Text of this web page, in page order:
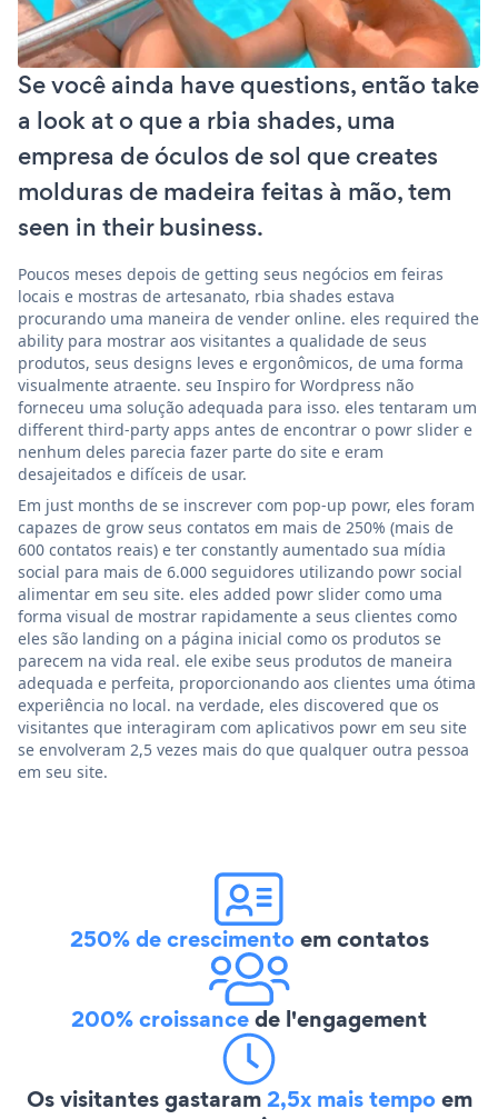
Se você ainda have questions, então take
a look at o que a rbia shades, uma
empresa de óculos de sol que creates
molduras de madeira feitas à mão, tem
seen in their business.
Poucos meses depois de getting seus negócios em feiras
locais e mostras de artesanato, rbia shades estava
procurando uma maneira de vender online. eles required the
ability para mostrar aos visitantes a qualidade de seus
produtos, seus designs leves e ergonômicos, de uma forma
visualmente atraente. seu Inspiro for Wordpress não
forneceu uma solução adequada para isso. eles tentaram um
different third-party apps antes de encontrar o powr slider e
nenhum deles parecia fazer parte do site e eram
desajeitados e difíceis de usar.
Em just months de se inscrever com pop-up powr, eles foram
capazes de grow seus contatos em mais de 250% (mais de
600 contatos reais) e ter constantly aumentado sua mídia
social para mais de 6.000 seguidores utilizando powr social
alimentar em seu site. eles added powr slider como uma
forma visual de mostrar rapidamente a seus clientes como
eles são landing on a página inicial como os produtos se
parecem na vida real. ele exibe seus produtos de maneira
adequada e perfeita, proporcionando aos clientes uma ótima
experiência no local. na verdade, eles discovered que os
visitantes que interagiram com aplicativos powr em seu site
se envolveram 2,5 vezes mais do que qualquer outra pessoa
em seu site.
250% de crescimentoem contatos
200% croissancede l'engagement
Os visitantes gastaram2,5x mais tempoem